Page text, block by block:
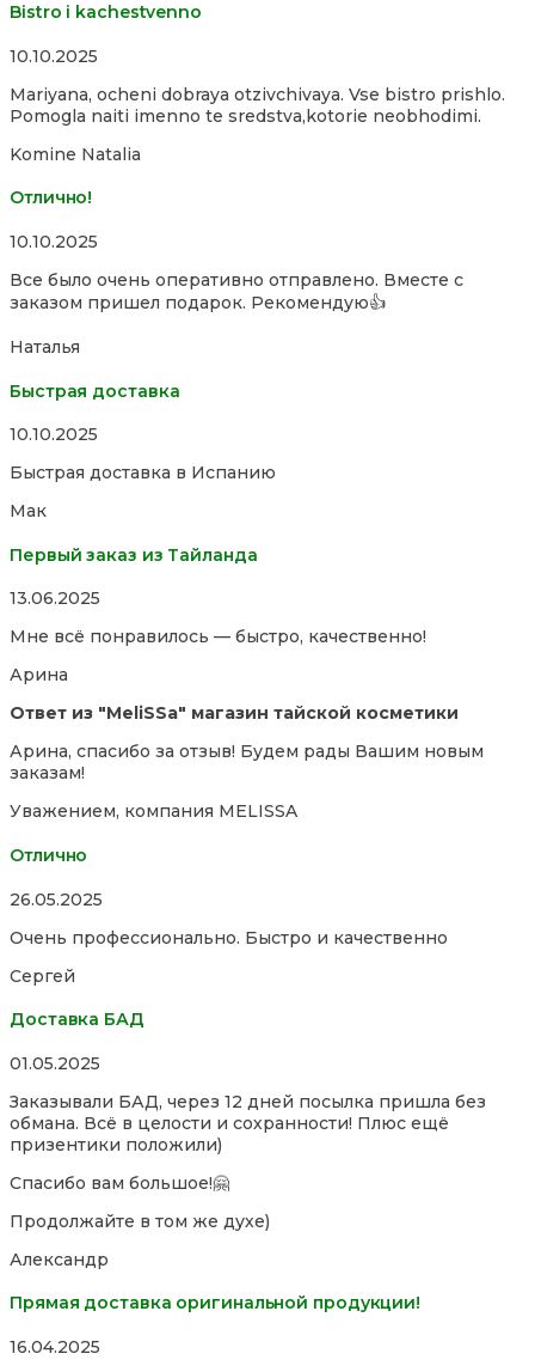
Bistro i kachestvenno
Rated
out
of
10.10.2025
Mariyana, ocheni dobraya otzivchivaya. Vse bistro prishlo.
Pomogla naiti imenno te sredstva,kotorie neobhodimi.
Komine Natalia
Отлично!
Rated
out
of
10.10.2025
Все было очень оперативно отправлено. Вместе с
заказом пришел подарок. Рекомендую👍
Наталья
Быстрая доставка
Rated
out
5
10.10.2025
Быстрая доставка в Испанию
Мак
Первый заказ из Тайланда
Rated
out
5
13.06.2025
Мне всё понравилось — быстро, качественно!
Арина
Ответ из "MeliSSa" магазин тайской косметики
Арина, спасибо за отзыв! Будем рады Вашим новым
заказам!
Уважением, компания MELISSA
Отлично
Rated
out
5
26.05.2025
Очень профессионально. Быстро и качественно
Сергей
Доставка БАД
Rated
out
of
5
01.05.2025
Заказывали БАД, через 12 дней посылка пришла без
обмана. Всё в целости и сохранности! Плюс ещё
призентики положили)
Спасибо вам большое!🤗
Продолжайте в том же духе)
Александр
Прямая доставка оригинальной продукции!
Rated
16.04.2025